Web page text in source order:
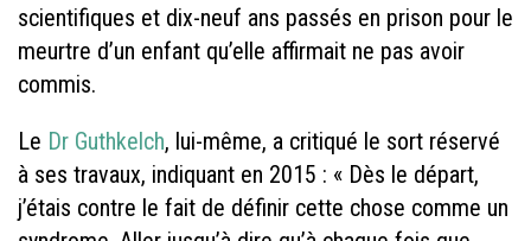
scientifiques et dix-neuf ans passés en prison pour le
meurtre d’un enfant qu’elle affirmait ne pas avoir
commis.
Le Dr Guthkelch, lui-même, a critiqué le sort réservé
à ses travaux, indiquant en 2015 : « Dès le départ,
j’étais contre le fait de définir cette chose comme un